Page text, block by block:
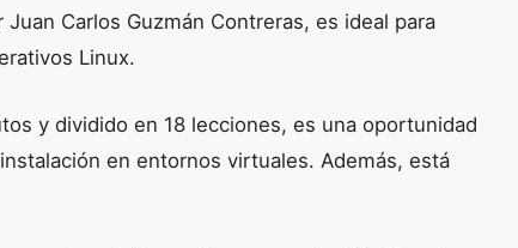
Carlos Guzmán Contreras, es ideal para
Linux.
y dividido en 18 lecciones, es una oportunidad
en entornos virtuales. Además, está